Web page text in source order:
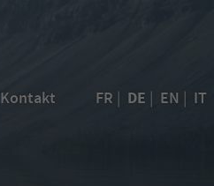
FR | DE | EN | IT
Kontakt